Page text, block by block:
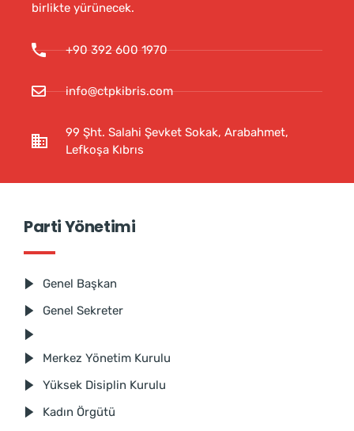
birlikte yürünecek.
+90 392 600 1970
info@ctpkibris.com
99 Şht. Salahi Şevket Sokak, Arabahmet,
Lefkoşa Kıbrıs
Parti Yönetimi
Genel Başkan
Genel Sekreter
Merkez Yönetim Kurulu
Yüksek Disiplin Kurulu
Kadın Örgütü